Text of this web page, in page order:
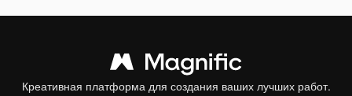
Креативная платформа для создания ваших лучших работ.